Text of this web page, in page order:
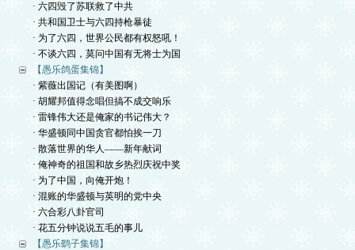
· 六四毁了苏联救了中共
· 共和国卫士与六四持枪暴徒
· 为了六四，世界公民都有权怒吼！
· 不谈六四，莫问中国有无将士为国
【愚乐鸽蛋集锦】
· 紫薇出国记（有美图啊）
· 胡耀邦值得念唱但搞不成交响乐
· 雷锋伟大还是俺家的书记伟大？
· 华盛顿同中国贪官都怕挨一刀
· 散落世界的华人——新年献词
· 俺神奇的祖国和故乡热烈庆祝中奖
· 为了中国，向俺开炮！
· 混账的华盛顿与英明的党中央
· 六合彩八卦官司
· 花五分钟说说五毛的事儿
【愚乐鹞子集锦】